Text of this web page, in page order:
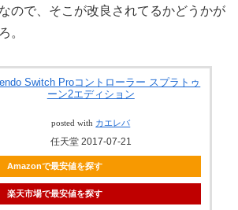
ので、そこが改良されてるかどうかが
。
Switch Proコントローラー スプラトゥ
ーン2エディション
posted with カエレバ
任天堂 2017-07-21
Amazonで最安値を探す
楽天市場で最安値を探す